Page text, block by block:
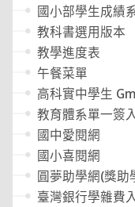
國小部學生成績
教科書選用版本
教學進度表
午餐菜單
高科實中學生
教育體系單一簽
國中愛閱網
國小喜閱網
圓夢助學網(獎助
臺灣銀行學雜費